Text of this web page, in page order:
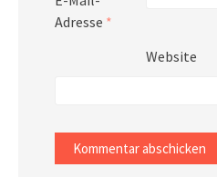
Adresse *
Website